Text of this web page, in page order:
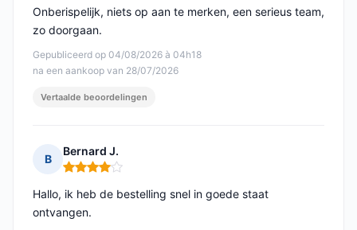
Gepubliceerd op 04/08/2026 à 04h18
na een aankoop van 28/07/2026
Onberispelijk, niets op aan te merken, een serieus team,
zo doorgaan.
Vertaalde beoordelingen
B
Bernard J.
Opmerking: 4 van 5
Hallo, ik heb de bestelling snel in goede staat
ontvangen.